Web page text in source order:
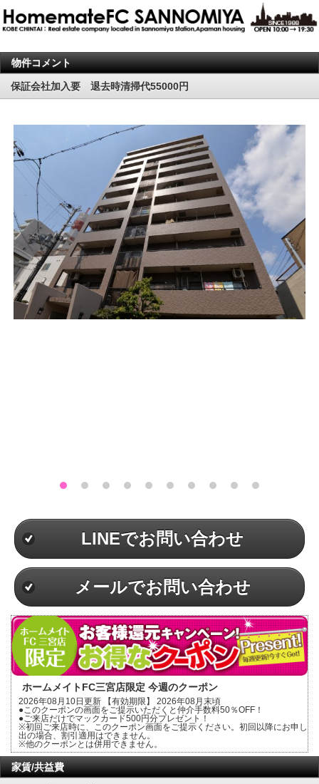
物件コメント
保証会社加入要 退去時清掃代55000円
LINEでお問い合わせ
メールでお問い合わせ
ホームメイトFC三宮店限定 今週のクーポン
2026年08月10日更新 【有効期限】 2026年08月末頃
●このクーポンの画面をご提示いただくと仲介手数料50％OFF！
●ご来店だけでマックカード500円分プレゼント！
※初回ご来店時に、このクーポン画面をご提示ください。初回以降にお申し
出の場合、割引適用はできません。
※他のクーポンとは併用できません。
家賃/共益費